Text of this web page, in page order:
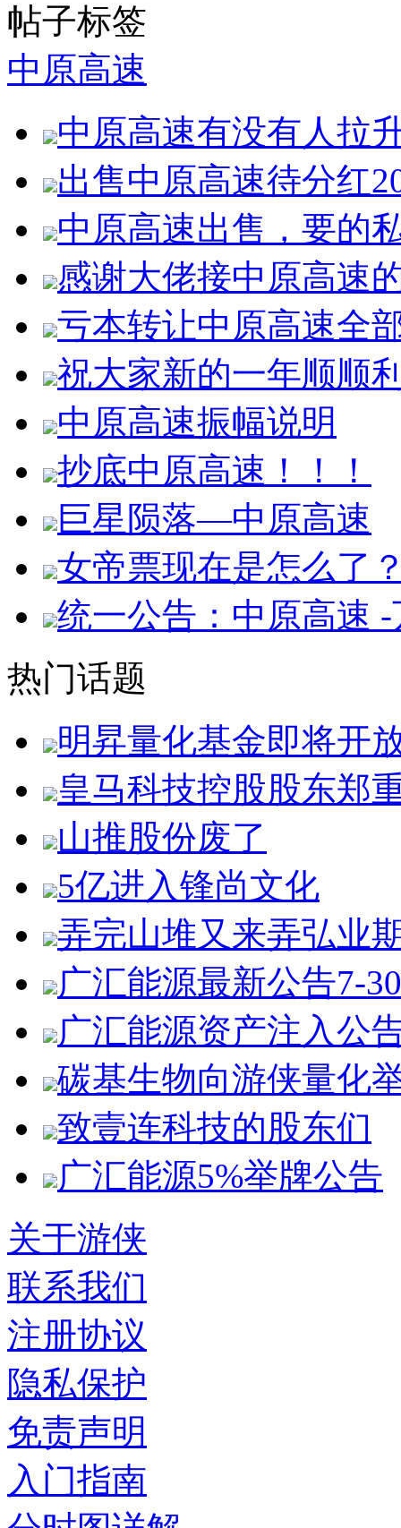
帖子标签
中原高速
中原高速有没有人拉
出售中原高速待分红
中原高速出售，要的
感谢大佬接中原高速
亏本转让中原高速全
祝大家新的一年顺顺
中原高速振幅说明
抄底中原高速！！！
巨星陨落—中原高速
女帝票现在是怎么了
统一公告：中原高速
热门话题
明昇量化基金即将开
皇马科技控股股东郑
山推股份废了
5亿进入锋尚文化
弄完山堆又来弄弘业
广汇能源最新公告7-30
广汇能源资产注入公
碳基生物向游侠量化
致壹连科技的股东们
广汇能源5%举牌公告
关于游侠
联系我们
注册协议
隐私保护
免责声明
入门指南